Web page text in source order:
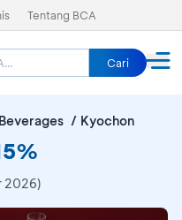
Tentang BCA
Cari
Kyochon
2026)